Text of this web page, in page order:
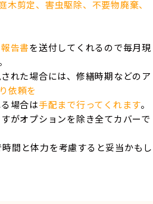
木剪定、害虫駆除、不要物廃棄、
告書を送付してくれるので毎月現
れた場合には、修繕時期などのア
依頼を
場合は手配まで行ってくれます。
がオプションを除き全てカバーで
時間と体力を考慮すると妥当かもし